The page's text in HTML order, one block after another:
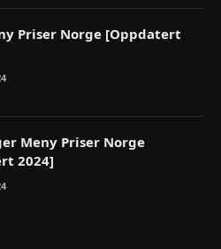
Priser Norge [Oppdatert
Meny Priser Norge
2024]